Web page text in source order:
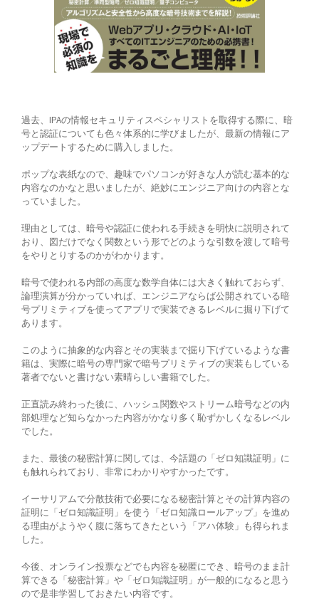
過去、IPAの情報セキュリティスペシャリストを取得する際に、暗
号と認証についても色々体系的に学びましたが、最新の情報にア
ップデートするために購入しました。
ポップな表紙なので、趣味でパソコンが好きな人が読む基本的な
内容なのかなと思いましたが、絶妙にエンジニア向けの内容とな
っていました。
理由としては、暗号や認証に使われる手続きを明快に説明されて
おり、図だけでなく関数という形でどのような引数を渡して暗号
をやりとりするのかがわかります。
暗号で使われる内部の高度な数学自体には大きく触れておらず、
論理演算が分かっていれば、エンジニアならば公開されている暗
号プリミティブを使ってアプリで実装できるレベルに掘り下げて
あります。
このように抽象的な内容とその実装まで掘り下げているような書
籍は、実際に暗号の専門家で暗号プリミティブの実装もしている
著者でないと書けない素晴らしい書籍でした。
正直読み終わった後に、ハッシュ関数やストリーム暗号などの内
部処理など知らなかった内容がかなり多く恥ずかしくなるレベル
でした。
また、最後の秘密計算に関しては、今話題の「ゼロ知識証明」に
も触れられており、非常にわかりやすかったです。
イーサリアムで分散技術で必要になる秘密計算とその計算内容の
証明に「ゼロ知識証明」を使う「ゼロ知識ロールアップ」を進め
る理由がようやく腹に落ちてきたという「アハ体験」も得られま
した。
今後、オンライン投票などでも内容を秘匿にでき、暗号のまま計
算できる「秘密計算」や「ゼロ知識証明」が一般的になると思う
ので是非学習しておきたい内容です。